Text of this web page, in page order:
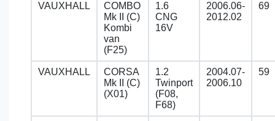
VAUXHALL
COMBO
Mk II (C)
Kombi
van
(F25)
1.6
CNG
16V
2006.06-
2012.02
69
VAUXHALL
CORSA
Mk II (C)
(X01)
1.2
Twinport
(F08,
F68)
2004.07-
2006.10
59